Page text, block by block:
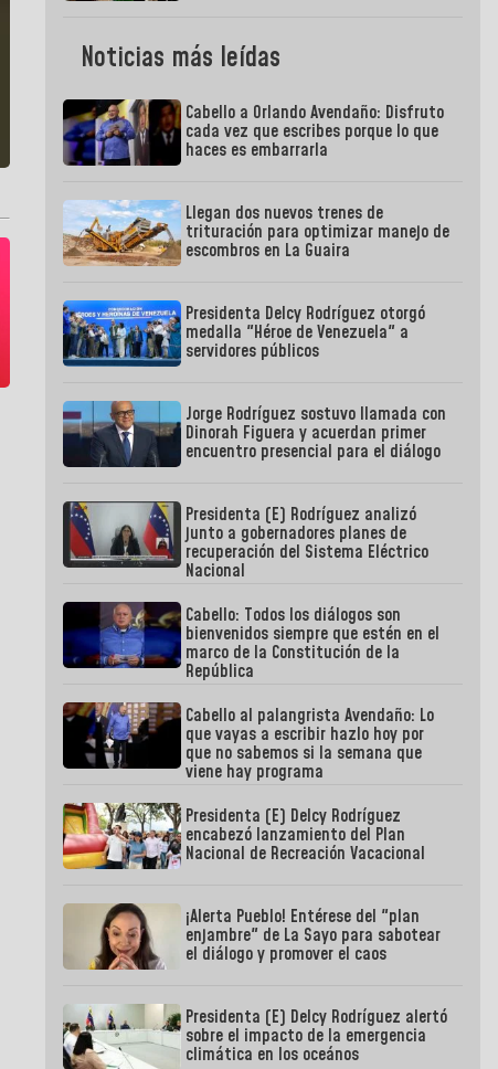
Noticias más leídas
Cabello a Orlando Avendaño: Disfruto
cada vez que escribes porque lo que
haces es embarrarla
Llegan dos nuevos trenes de
trituración para optimizar manejo de
escombros en La Guaira
Presidenta Delcy Rodríguez otorgó
medalla "Héroe de Venezuela" a
servidores públicos
Jorge Rodríguez sostuvo llamada con
Dinorah Figuera y acuerdan primer
encuentro presencial para el diálogo
Presidenta (E) Rodríguez analizó
junto a gobernadores planes de
recuperación del Sistema Eléctrico
Nacional
Cabello: Todos los diálogos son
bienvenidos siempre que estén en el
marco de la Constitución de la
República
Cabello al palangrista Avendaño: Lo
que vayas a escribir hazlo hoy por
que no sabemos si la semana que
viene hay programa
Presidenta (E) Delcy Rodríguez
encabezó lanzamiento del Plan
Nacional de Recreación Vacacional
¡Alerta Pueblo! Entérese del "plan
enjambre" de La Sayo para sabotear
el diálogo y promover el caos
Presidenta (E) Delcy Rodríguez alertó
sobre el impacto de la emergencia
climática en los oceános